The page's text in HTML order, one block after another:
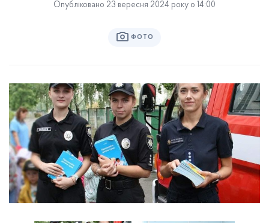
Опубліковано 23 вересня 2024 року о 14:00
ФОТО